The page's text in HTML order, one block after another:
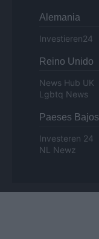
Alemania
Investieren24
Reino Unido
News Hub UK
Lgbtq News
Paeses Bajos
Investeren 24
NL Newz